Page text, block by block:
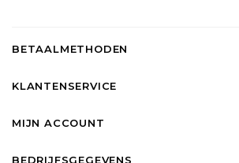
BETAALMETHODEN
KLANTENSERVICE
MIJN ACCOUNT
BEDRIJFSGEGEVENS